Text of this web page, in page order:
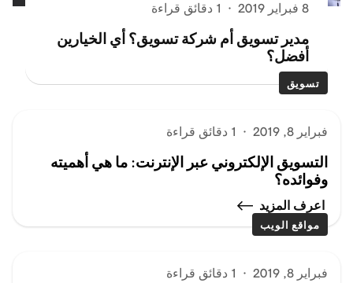
8 فبراير 2019 · 1 دقائق قراءة
مدير تسويق أم شركة تسويق؟ أي الخيارين
أفضل؟
تسويق
فبراير 8, 2019 · 1 دقائق قراءة
التسويق الإلكتروني عبر الإنترنت: ما هي أهميته
وفوائده؟
اعرف المزيد
مواقع الويب
فبراير 8, 2019 · 1 دقائق قراءة